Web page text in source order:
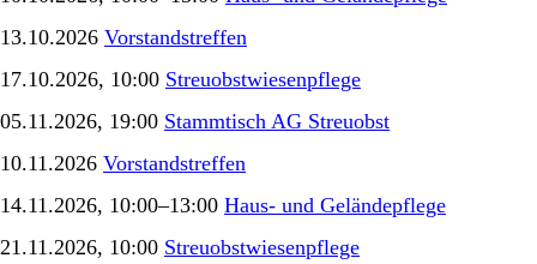
13.10.2026 Vorstandstreffen
17.10.2026, 10:00 Streuobstwiesenpflege
05.11.2026, 19:00 Stammtisch AG Streuobst
10.11.2026 Vorstandstreffen
14.11.2026, 10:00–13:00 Haus- und Geländepflege
21.11.2026, 10:00 Streuobstwiesenpflege